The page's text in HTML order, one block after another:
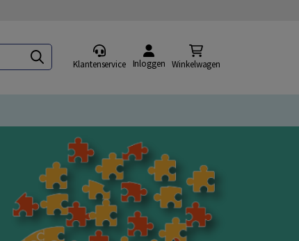
Klantenservice Inloggen Winkelwagen